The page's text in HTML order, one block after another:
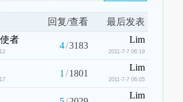
回复/查看
最后发表
者
4/3183
Lim
2011-7-7 06:19
1 / 1801
Lim
2011-7-7 06:05
Lim